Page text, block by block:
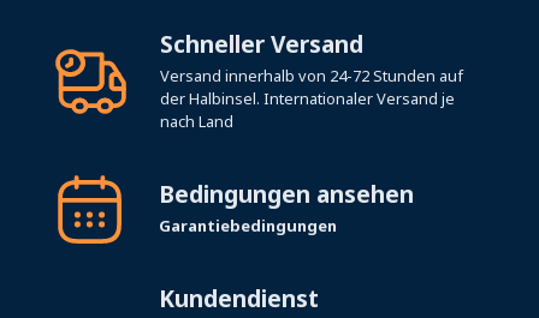
Schneller Versand
Versand innerhalb von 24-72 Stunden auf
der Halbinsel. Internationaler Versand je
nach Land
Bedingungen ansehen
Garantiebedingungen
Kundendienst